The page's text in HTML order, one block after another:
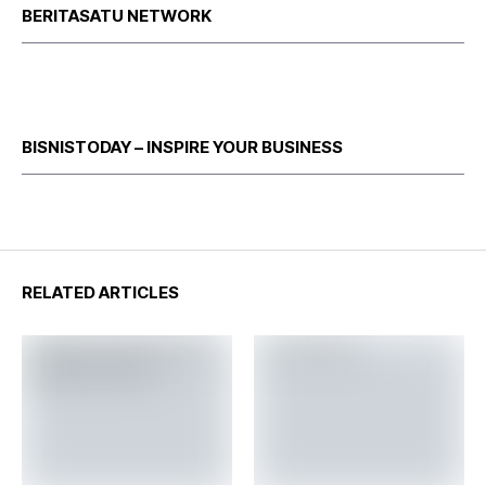
BERITASATU NETWORK
BISNISTODAY – INSPIRE YOUR BUSINESS
RELATED ARTICLES